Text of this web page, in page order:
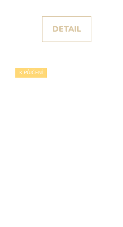
DETAIL
K PŮJČENÍ